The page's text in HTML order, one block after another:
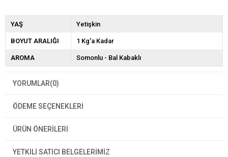
YAŞ Yetişkin
BOYUT ARALIĞI 1 Kg'a Kadar
AROMA Somonlu - Bal Kabaklı
YORUMLAR(0)
ÖDEME SEÇENEKLERI
ÜRÜN ÖNERILERI
YETKİLİ SATICI BELGELERİMİZ